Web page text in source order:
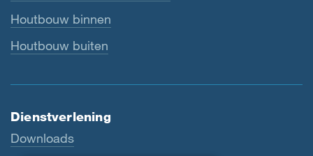
Houtbouw binnen
Houtbouw buiten
Dienstverlening
Downloads